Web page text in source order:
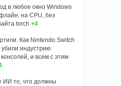
в любое окно Windows
на CPU, без
torch +4
Как Nintendo Switch
убили индустрию
и всем с этим
ИИ то, что должны